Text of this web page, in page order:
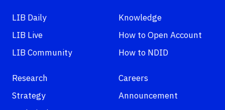
LIB Daily
LIB Live
LIB Community
Knowledge
How to Open Account
How to NDID
Research
Strategy
Careers
Announcement